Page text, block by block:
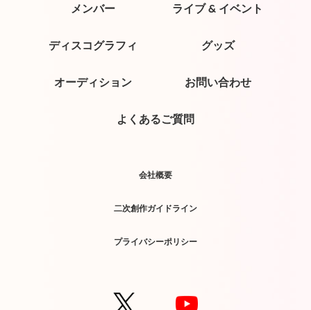
メンバー ライブ & イベント
ディスコグラフィ グッズ
オーディション お問い合わせ
よくあるご質問
会社概要
二次創作ガイドライン
プライバシーポリシー